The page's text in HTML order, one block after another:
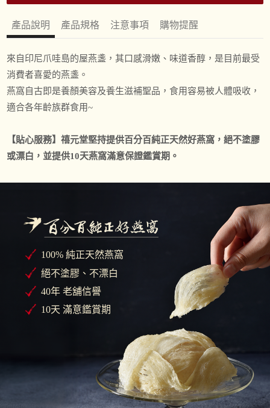
產品說明 產品規格 注意事項 購物提醒
來自印尼爪哇島的屋燕盞，其口感滑嫩、味道香醇，是目前最受
消費者喜愛的燕盞。
燕窩自古即是養顏美容及養生滋補聖品，食用容易被人體吸收，
適合各年齡族群食用~
【貼心服務】禧元堂堅持提供百分百純正天然好燕窩，絕不塗膠
或漂白，並提供10天燕窩滿意保證鑑賞期。
100% 純正天然燕窩
絕不塗膠、不漂白
40年 老舖信譽
10天 滿意鑑賞期